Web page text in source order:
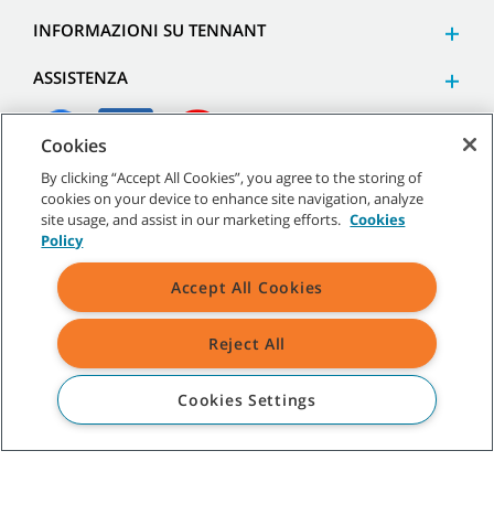
INFORMAZIONI SU TENNANT
ASSISTENZA
©2026Tennant Company. Tutti i diritti riservati.
Mappa del sito
Termini
Cookies
By clicking “Accept All Cookies”, you agree to the storing of
cookies on your device to enhance site navigation, analyze
site usage, and assist in our marketing efforts. Cookies
Policy
Accept All Cookies
Reject All
Cookies Settings